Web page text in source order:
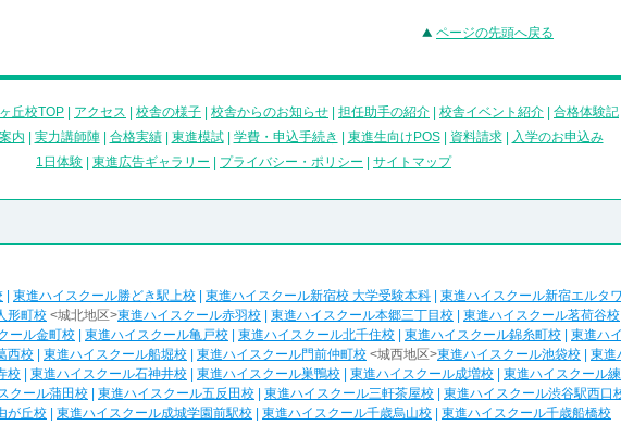
ページの先頭へ戻る
丘校TOP アクセス 校舎の様子 校舎からのお知らせ 担任助手の紹介 校舎イベント紹介 合格体験記
内
実力講師陣| 合格実績| 東進模試| 学費・申込手続き 東進生向けPOS| 資料請求|
入学のお申込み
1日体験
東進広告ギャラリー プライバシー・ポリシー サイトマップ
東進ハイスクール勝どき駅上校 東進ハイスクール新宿校 大学受験本科 東進ハイスクール新宿エルタ
形町校 <城北地区>東進ハイスクール赤羽校 東進ハイスクール本郷三丁目校
東進ハイスクール茗荷谷校
ール金町校
東進ハイスクール亀戸校 東進ハイスクール北千住校 東進ハイスクール錦糸町校 東進ハ
西校
東進ハイスクール船堀校 東進ハイスクール門前仲町校 <城西地区>東進ハイスクール池袋校 東進
校
東進ハイスクール石神井校 東進ハイスクール巣鴨校 東進ハイスクール成増校
東進ハイスクール
クール蒲田校
東進ハイスクール五反田校 東進ハイスクール三軒茶屋校 東進ハイスクール渋谷駅西口
が丘校
東進ハイスクール成城学園前駅校 東進ハイスクール千歳烏山校
東進ハイスクール千歳船橋校